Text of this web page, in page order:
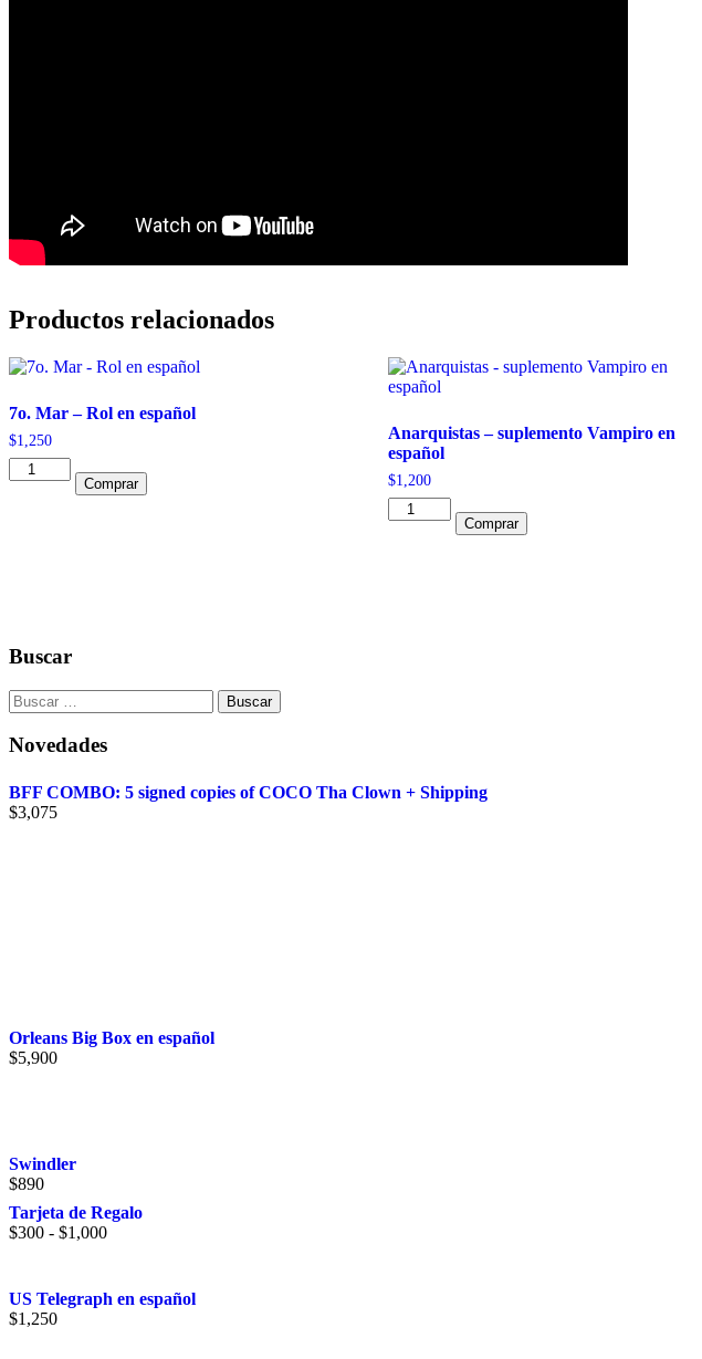
Productos relacionados
7o. Mar – Rol en español
$1,250
7o.
Mar
Comprar
Anarquistas – suplemento Vampiro en
español
$1,200
Anarquistas
-
Comprar
Buscar
Buscar:
Novedades
BFF COMBO: 5 signed copies of COCO Tha Clown + Shipping
$3,075
Orleans Big Box en español
$5,900
Swindler
$890
Tarjeta de Regalo
$300 - $1,000Rango
desde
$300
US Telegraph en español
$1,250